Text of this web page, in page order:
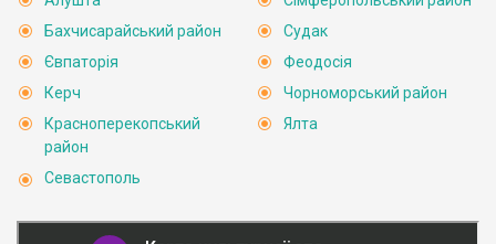
Бахчисарайський район
Євпаторія
Керч
Красноперекопський
район
Севастополь
Судак
Феодосія
Чорноморський район
Ялта